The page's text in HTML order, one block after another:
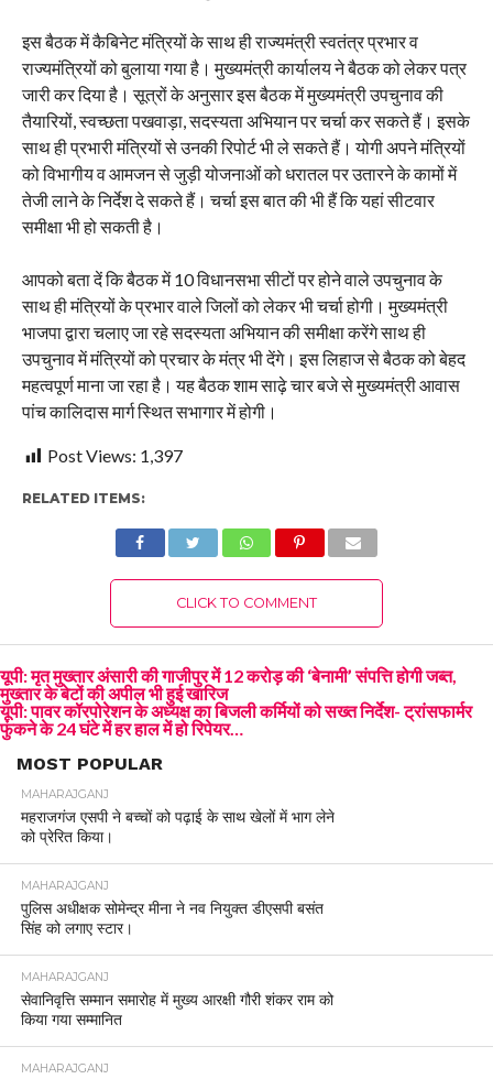
इस बैठक में कैबिनेट मंत्रियों के साथ ही राज्यमंत्री स्वतंत्र प्रभार व
राज्यमंत्रियों को बुलाया गया है। मुख्यमंत्री कार्यालय ने बैठक को लेकर पत्र
जारी कर दिया है। सूत्रों के अनुसार इस बैठक में मुख्यमंत्री उपचुनाव की
तैयारियों, स्वच्छता पखवाड़ा, सदस्यता अभियान पर चर्चा कर सकते हैं। इसके
साथ ही प्रभारी मंत्रियों से उनकी रिपोर्ट भी ले सकते हैं। योगी अपने मंत्रियों
को विभागीय व आमजन से जुड़ी योजनाओं को धरातल पर उतारने के कामों में
तेजी लाने के निर्देश दे सकते हैं। चर्चा इस बात की भी हैं कि यहां सीटवार
समीक्षा भी हो सकती है।
आपको बता दें कि बैठक में 10 विधानसभा सीटों पर होने वाले उपचुनाव के
साथ ही मंत्रियों के प्रभार वाले जिलों को लेकर भी चर्चा होगी। मुख्यमंत्री
भाजपा द्वारा चलाए जा रहे सदस्यता अभियान की समीक्षा करेंगे साथ ही
उपचुनाव में मंत्रियों को प्रचार के मंत्र भी देंगे। इस लिहाज से बैठक को बेहद
महत्वपूर्ण माना जा रहा है। यह बैठक शाम साढ़े चार बजे से मुख्यमंत्री आ‌वास
पांच कालिदास मार्ग स्थित सभागार में होगी।
Post Views: 1,397
RELATED ITEMS:
CLICK TO COMMENT
यूपी: मृत मुख्तार अंसारी की गाजीपुर में 12 करोड़ की ‘बेनामी’ संपत्ति होगी जब्त,
मुख्तार के बेटों की अपील भी हुई खारिज
यूपी: पावर कॉरपोरेशन के अध्यक्ष का बिजली कर्मियों को सख्त निर्देश- ट्रांसफार्मर
फुंकने के 24 घंटे में हर हाल में हो रिपेयर…
MOST POPULAR
MAHARAJGANJ
महराजगंज एसपी ने बच्चों को पढ़ाई के साथ खेलों में भाग लेने
को प्रेरित किया।
MAHARAJGANJ
पुलिस अधीक्षक सोमेन्द्र मीना ने नव नियुक्त डीएसपी बसंत
सिंह को लगाए स्टार।
MAHARAJGANJ
सेवानिवृत्ति सम्मान समारोह में मुख्य आरक्षी गौरी शंकर राम को
किया गया सम्मानित
MAHARAJGANJ